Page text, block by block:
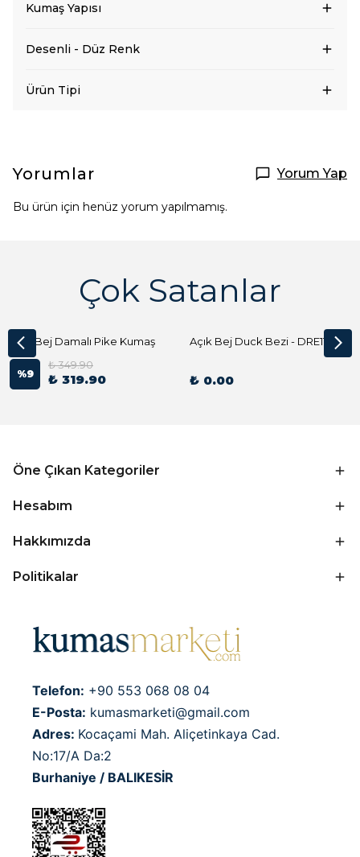
Kumaş Yapısı
Desenli - Düz Renk
Ürün Tipi
Yorumlar Yorum Yap
Bu ürün için henüz yorum yapılmamış.
Çok Satanlar
Açık Bej Damalı Pike Kumaş
%9
₺ 349.90
₺ 319.90
Açık Bej Duck Bezi - DRE1144 Kumaş Peçete
₺ 0.00
Öne Çıkan Kategoriler
Hesabım
Hakkımızda
Politikalar
Telefon: +90 553 068 08 04
E-Posta: kumasmarketi@gmail.com
Adres: Kocaçami Mah. Aliçetinkaya Cad.
No:17/A Da:2
Burhaniye / BALIKESİR